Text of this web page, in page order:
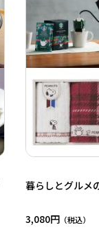
暮らしとグルメ
3,080円